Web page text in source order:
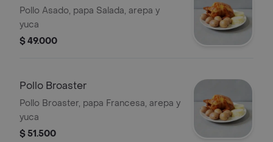
Pollo Asado, papa Salada, arepa y
yuca
$ 49.000
Pollo Broaster
Pollo Broaster, papa Francesa, arepa y
yuca
$ 51.500